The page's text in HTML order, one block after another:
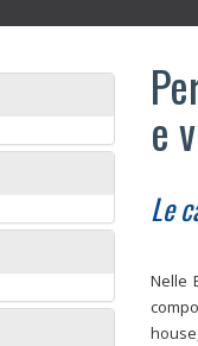
e
Le
Nelle